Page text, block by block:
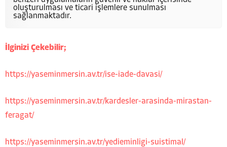
oluşturulması ve ticari işlemlere sunulması
sağlanmaktadır.
İlginizi Çekebilir;
https://yaseminmersin.av.tr/ise-iade-davasi/
https://yaseminmersin.av.tr/kardesler-arasinda-mirastan-
feragat/
https://yaseminmersin.av.tr/yedieminligi-suistimal/